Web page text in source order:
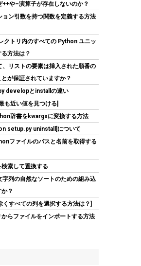
HDD/SSD ケース 5Gbps
高速ハードディスク
B/9.5mm以下まで対応/
対応/TRIM&S.M.A.R.T.機
ーターで状態が一目/工具不
Windows//Linux
) GBP 5.76 (2026-08-08
-
1TB PCIe Gen 4.0 x4 (最大
秒) NVMe M.2 (2280) 内蔵
++や–演算子が存在しないのか？
ョン引数を持つ関数を定義する方法
クトリ内のすべての Python ユニッ
る方法は？
、リストの要素は挿入された順番の
が保証されていますか？
developとinstallの違い
も近い値を見つける]
辞書をkwargsに変換する方法
setup.py uninstall]について
ファイルのパスと名前を取得する
索して置換する
字列の自然なソートのための組み込
？
くすべての列を選択する方法は？]
らファイルをインポートする方法